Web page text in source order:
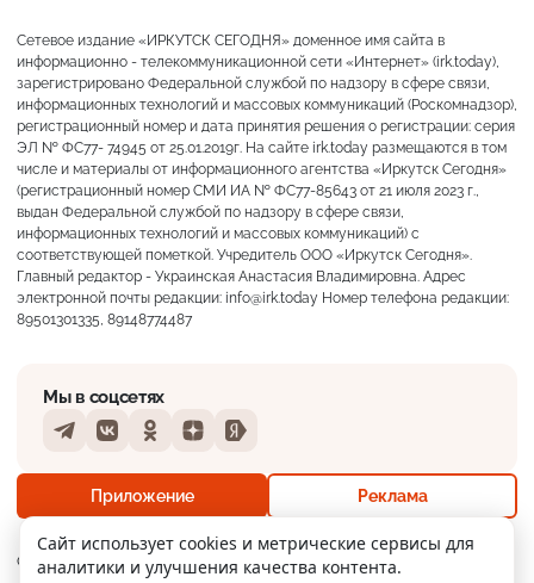
+17° Ощущается как +17
Сетевое издание «ИРКУТСК СЕГОДНЯ» доменное имя сайта в
информационно - телекоммуникационной сети «Интернет» (irk.today),
зарегистрировано Федеральной службой по надзору в сфере связи,
информационных технологий и массовых коммуникаций (Роскомнадзор),
регистрационный номер и дата принятия решения о регистрации: серия
ЭЛ № ФС77- 74945 от 25.01.2019г. На сайте irk.today размещаются в том
числе и материалы от информационного агентства «Иркутск Сегодня»
(регистрационный номер СМИ ИА № ФС77-85643 от 21 июля 2023 г.,
выдан Федеральной службой по надзору в сфере связи,
информационных технологий и массовых коммуникаций) с
соответствующей пометкой. Учредитель ООО «Иркутск Сегодня».
Главный редактор - Украинская Анастасия Владимировна. Адрес
электронной почты редакции: info@irk.today Номер телефона редакции:
89501301335, 89148774487
О нас Контакты Прислать новость
Мы в соцсетях
TelegramVKontakteOdnoklassniki
DzenYandex
Приложение Реклама
Сайт использует cookies и метрические сервисы для
аналитики и улучшения качества контента.